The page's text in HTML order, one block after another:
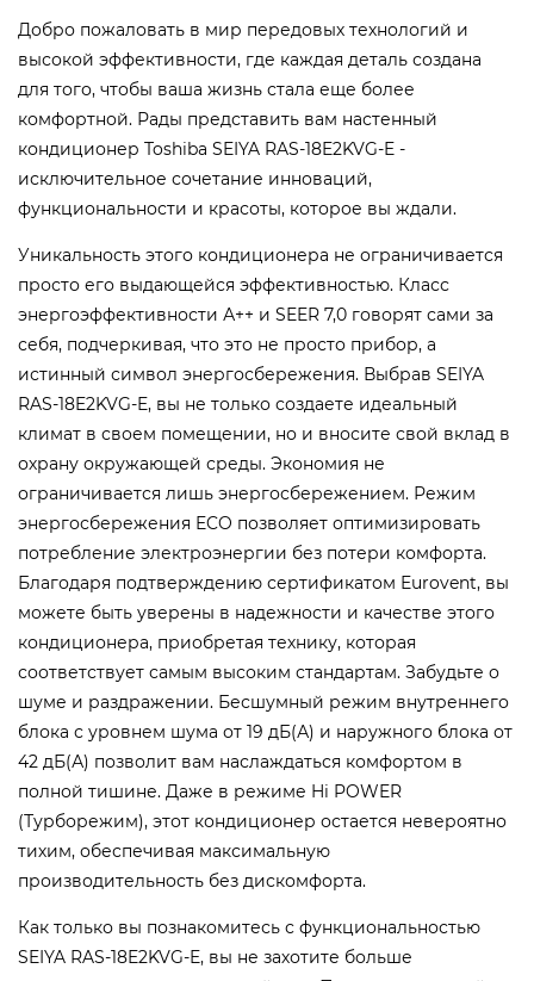
Добро пожаловать в мир передовых технологий и
высокой эффективности, где каждая деталь создана
для того, чтобы ваша жизнь стала еще более
комфортной. Рады представить вам настенный
кондиционер Toshiba SEIYA RAS-18E2KVG-E -
исключительное сочетание инноваций,
функциональности и красоты, которое вы ждали.
Уникальность этого кондиционера не ограничивается
просто его выдающейся эффективностью. Класс
энергоэффективности А++ и SEER 7,0 говорят сами за
себя, подчеркивая, что это не просто прибор, а
истинный символ энергосбережения. Выбрав SEIYA
RAS-18E2KVG-E, вы не только создаете идеальный
климат в своем помещении, но и вносите свой вклад в
охрану окружающей среды. Экономия не
ограничивается лишь энергосбережением. Режим
энергосбережения ECO позволяет оптимизировать
потребление электроэнергии без потери комфорта.
Благодаря подтверждению сертификатом Eurovent, вы
можете быть уверены в надежности и качестве этого
кондиционера, приобретая технику, которая
соответствует самым высоким стандартам. Забудьте о
шуме и раздражении. Бесшумный режим внутреннего
блока с уровнем шума от 19 дБ(А) и наружного блока от
42 дБ(А) позволит вам наслаждаться комфортом в
полной тишине. Даже в режиме Hi POWER
(Турборежим), этот кондиционер остается невероятно
тихим, обеспечивая максимальную
производительность без дискомфорта.
Как только вы познакомитесь с функциональностью
SEIYA RAS-18E2KVG-E, вы не захотите больше